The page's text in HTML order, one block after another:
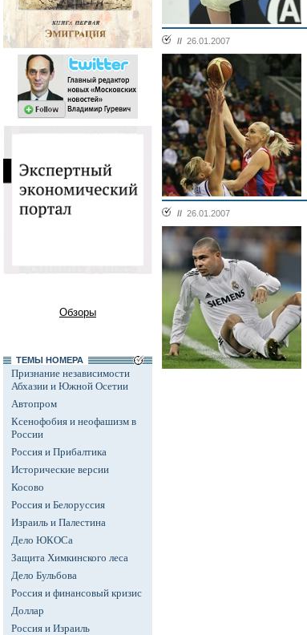
Обзоры
ТЕМЫ НОМЕРА
Признание независимости
Абхазии и Южной Осетии
Автопром
Ксенофобия и неофашизм в
России
Россия и Прибалтика
Исторические версии
Косово
Россия и Белоруссия
Израиль и Палестина
Дело ЮКОСа
Защита Химкинского леса
Дело Бульбова
Россия и финансовый кризис
Доллар
Россия и Израиль
// 26.01.2007
// 26.01.2007